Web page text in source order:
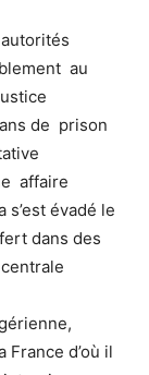
au
de prison
affaire
s’est évadé le
dans des
France d’où il